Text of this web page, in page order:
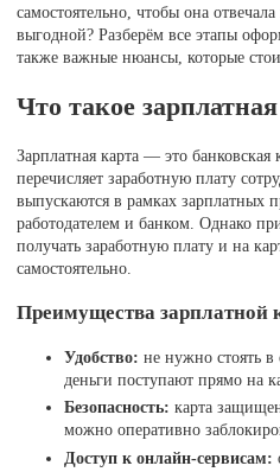
самостоятельно, чтобы она
выгодной? Разберём все этапы
также важные нюансы, которые
Что такое
Зарплатная карта — это банковская
перечисляет заработную плату
выпускаются в рамках зарплатных
работодателем и банком. Однако
получать заработную плату и на
самостоятельно.
Преимущества зарплатной
Удобство: не нужно стоять
деньги поступают прямо на
Безопасность: карта
можно оперативно
Доступ к онлайн-сервисам: